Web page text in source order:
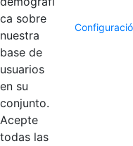
8
Mostrando el
ca sobre
nuestra
base de
usuarios
en su
conjunto.
Acepte
todas las